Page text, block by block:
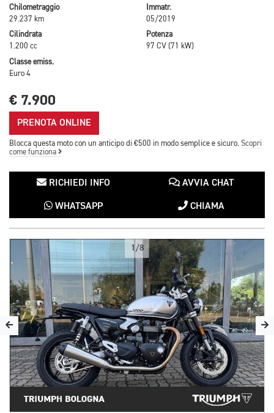
Chilometraggio
29.237 km
Immatr.
05/2019
Cilindrata
1.200 cc
Potenza
97 CV (71 kW)
Classe emiss.
Euro 4
€ 7.900
PRENOTA ONLINE
Blocca questa moto con un anticipo di €500 in modo semplice e sicuro. Scopri
come funziona
RICHIEDI INFO AVVIA CHAT
WHATSAPP CHIAMA
1/8